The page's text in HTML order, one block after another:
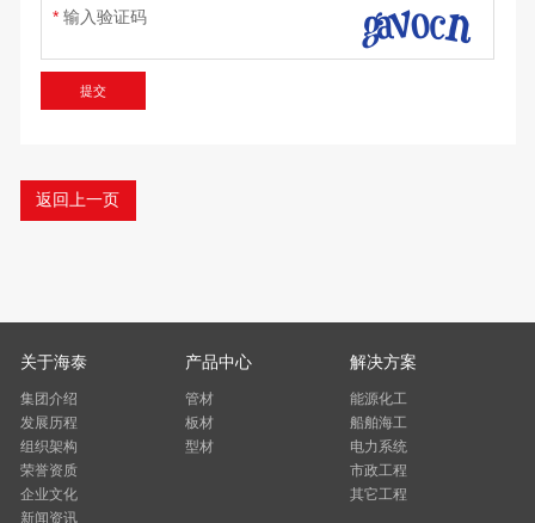
输入验证码
提交
返回上一页
关于海泰
集团介绍
发展历程
组织架构
荣誉资质
企业文化
新闻资讯
产品中心
管材
板材
型材
解决方案
能源化工
船舶海工
电力系统
市政工程
其它工程